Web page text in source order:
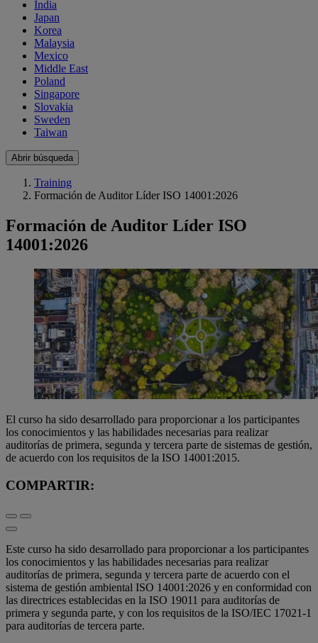
India
Japan
Korea
Malaysia
Mexico
Middle East
Poland
Singapore
Slovakia
Sweden
Taiwan
Abrir búsqueda
Training
Formación de Auditor Líder ISO 14001:2026
Formación de Auditor Líder ISO
14001:2026
El curso ha sido desarrollado para proporcionar a los participantes
los conocimientos y las habilidades necesarias para realizar
auditorías de primera, segunda y tercera parte de sistemas de gestión,
de acuerdo con los requisitos de la ISO 14001:2015.
COMPARTIR:
Este curso ha sido desarrollado para proporcionar a los participantes
los conocimientos y las habilidades necesarias para realizar
auditorías de primera, segunda y tercera parte de acuerdo con el
sistema de gestión ambiental ISO 14001:2026 y en conformidad con
las directrices establecidas en la ISO 19011 para auditorías de
primera y segunda parte, y con los requisitos de la ISO/IEC 17021-1
para auditorías de tercera parte.